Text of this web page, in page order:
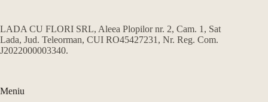
LADA CU FLORI SRL, Aleea Plopilor nr. 2, Cam. 1, Sat
Lada, Jud. Teleorman, CUI RO45427231, Nr. Reg. Com.
J2022000003340.
Meniu